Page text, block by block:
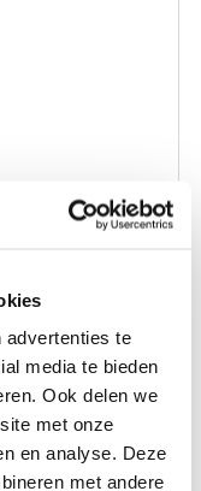
advertenties te
media te bieden
Ook delen we
met onze
en analyse. Deze
met andere
€ 175,-
bestemmingen kunnen
vermeld bij de artikelen.
procedure